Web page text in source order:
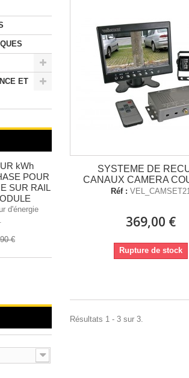
ET
kWh
POUR
SUR RAIL
d'énergie
€
SYSTEME DE
CANAUX CAMERA
Réf : VEL_CAMSET21
369,00 €
Rupture de stock
Résultats 1 - 3 sur 3.